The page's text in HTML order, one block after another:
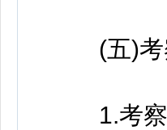
(五)考
1.考察